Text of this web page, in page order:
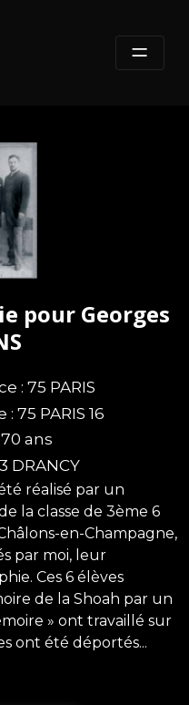
pour Georges
: 75 PARIS
75 PARIS 16
ans
DRANCY
réalisé par un
la classe de 3ème 6
en-Champagne,
par moi, leur
Ces 6 élèves
de la Shoah par un
» ont travaillé sur
ont été déportés...